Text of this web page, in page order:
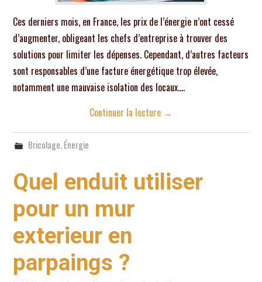
Ces derniers mois, en France, les prix de l’énergie n’ont cessé
d’augmenter, obligeant les chefs d’entreprise à trouver des
solutions pour limiter les dépenses. Cependant, d’autres facteurs
sont responsables d’une facture énergétique trop élevée,
notamment une mauvaise isolation des locaux.…
Continuer la lecture →
Bricolage,Énergie
Quel enduit utiliser
pour un mur
exterieur en
parpaings ?